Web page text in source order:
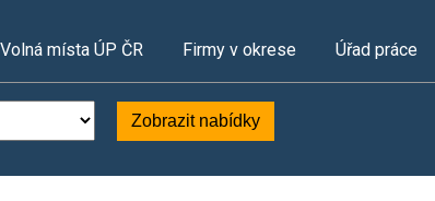
Volná místa ÚP ČR Firmy v okrese Úřad práce
Zobrazit nabídky